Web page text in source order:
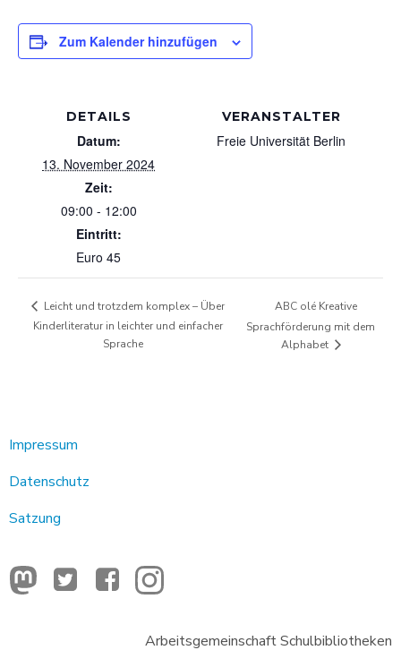
Zum Kalender hinzufügen
DETAILS
Datum:
13. November 2024
Zeit:
09:00 - 12:00
Eintritt:
Euro 45
VERANSTALTER
Freie Universität Berlin
Leicht und trotzdem komplex – Über
Kinderliteratur in leichter und einfacher
Sprache
ABC olé Kreative
Sprachförderung mit dem
Alphabet
Impressum
Datenschutz
Satzung
Arbeitsgemeinschaft Schulbibliotheken